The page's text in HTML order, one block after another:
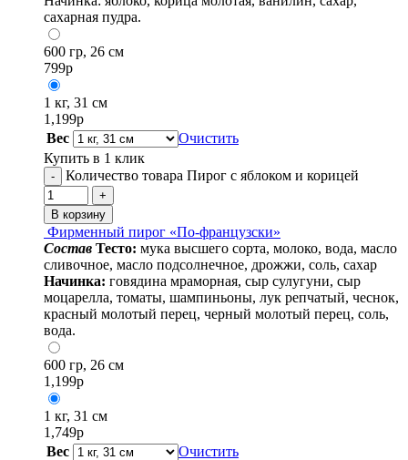
сахарная пудра.
600 гр, 26 см
799р
1 кг, 31 см
1,199р
Вес
Очистить
Купить в 1 клик
- Количество товара Пирог с яблоком и корицей
+
В корзину
Фирменный пирог «По-французски»
Cостав Тесто: мука высшего сорта, молоко, вода, масло
сливочное, масло подсолнечное, дрожжи, соль, сахар
Начинка: говядина мраморная, сыр сулугуни, сыр
моцарелла, томаты, шампиньоны, лук репчатый, чеснок,
красный молотый перец, черный молотый перец, соль,
вода.
600 гр, 26 см
1,199р
1 кг, 31 см
1,749р
Вес
Очистить